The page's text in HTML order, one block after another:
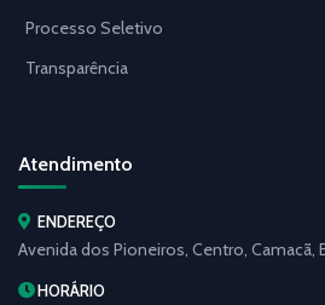
Processo Seletivo
Transparência
Atendimento
ENDEREÇO
Avenida dos Pioneiros, Centro,
HORÁRIO